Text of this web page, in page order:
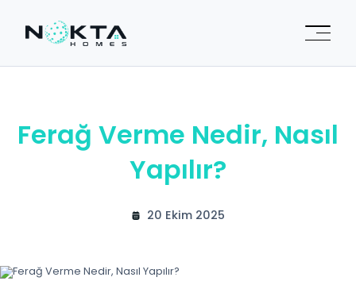
Ferağ Verme Nedir, Nasıl
Yapılır?
20 Ekim 2025